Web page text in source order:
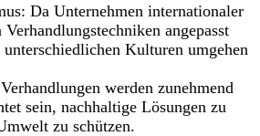
Da Unternehmen internationaler
Verhandlungstechniken angepasst
Kulturen umgehen
werden zunehmend
sein, nachhaltige Lösungen zu
zu schützen.